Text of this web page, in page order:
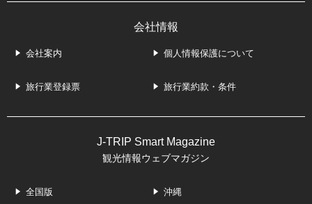
会社情報
会社案内 個人情報保護について
旅行業登録票 旅行業約款・条件
J-TRIP Smart Magazine
観光情報ウェブマガジン
全国版 沖縄